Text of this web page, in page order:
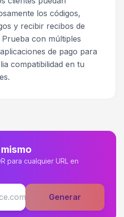
los códigos,
y recibir recibos de
con múltiples
de pago para
compatibilidad en tu
para cualquier URL en
Generar